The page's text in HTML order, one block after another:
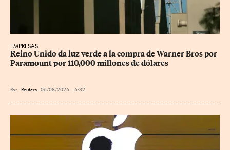
EMPRESAS
Reino Unido da luz verde a la compra de Warner Bros por
Paramount por 110,000 millones de dólares
Por Reuters 06/08/2026 - 6:32